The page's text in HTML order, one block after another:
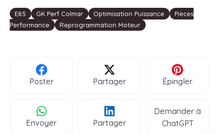
Étiquettes
E85 GK Perf Colmar Optimisation Puissance
Pièces
Performance
Reprogrammation Moteur
Poster Partager Épingler
Envoyer Partager
Demander à
ChatGPT